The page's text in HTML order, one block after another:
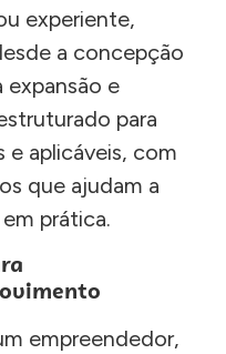
experiente,
a concepção
e
para
aplicáveis, com
que ajudam a
prática.
empreendedor,